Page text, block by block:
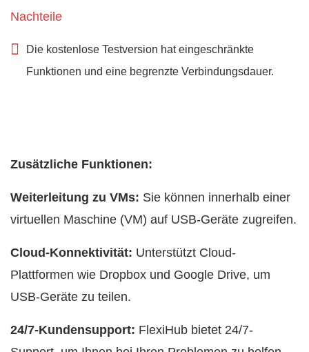
Nachteile
Die kostenlose Testversion hat eingeschränkte
Funktionen und eine begrenzte Verbindungsdauer.
Zusätzliche Funktionen:
Weiterleitung zu VMs: Sie können innerhalb einer
virtuellen Maschine (VM) auf USB-Geräte zugreifen.
Cloud-Konnektivität: Unterstützt Cloud-
Plattformen wie Dropbox und Google Drive, um
USB-Geräte zu teilen.
24/7-Kundensupport: FlexiHub bietet 24/7-